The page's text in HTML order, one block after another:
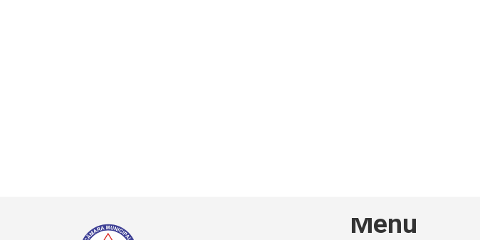
Menu